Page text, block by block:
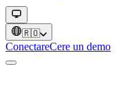
🇷🇴
ConectareCere un demo